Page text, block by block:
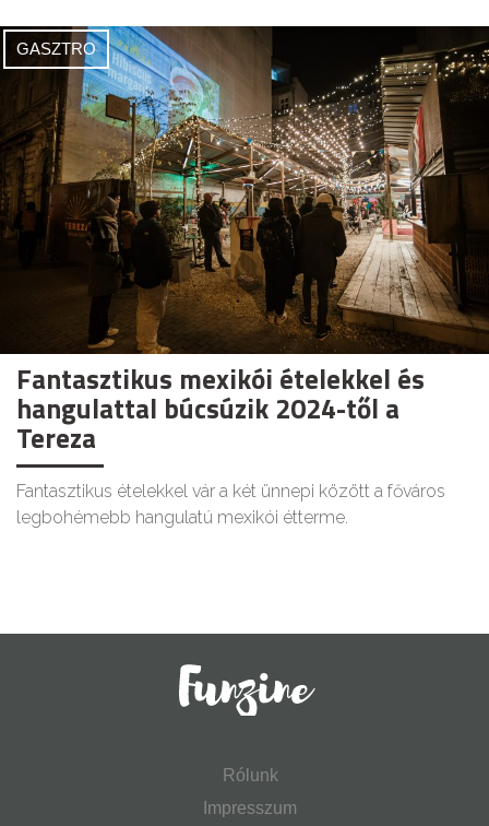
GASZTRO
Fantasztikus mexikói ételekkel és
hangulattal búcsúzik 2024-től a
Tereza
Fantasztikus ételekkel vár a két ünnepi között a főváros
legbohémebb hangulatú mexikói étterme.
Rólunk
Impresszum